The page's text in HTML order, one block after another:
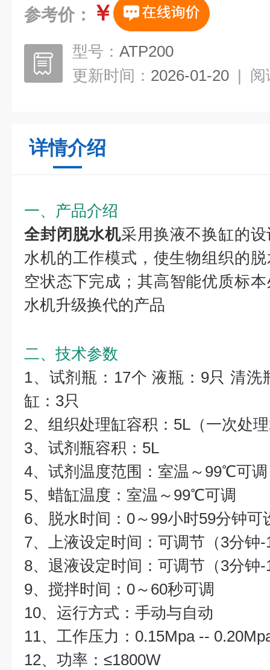
参考价： ￥
型号： ATP200
更新时间： 2026-01-20 | 阅
详情介绍
一、产品介绍
全封闭脱水机采用换液不换缸的
水机的工作模式，使生物组织的
空状态下完成；其高智能优质标
水机升级换代的产品
二、技术参数
1、试剂瓶：17个 液瓶：9只 清
缸：3只
2、组织处理缸容积：5L（一次处
3、试剂瓶容积：5L
4、试剂温度范围：室温～99℃可调
5、蜡缸温度：室温～99℃可调
6、脱水时间：0～99小时59分钟可
7、上液设定时间：可调节（3分钟
8、退液设定时间：可调节（3分钟
9、搅拌时间：0～60秒可调
10、运行方式：手动与自动
11、工作压力：0.15Mpa --
12、功率：≤1800W